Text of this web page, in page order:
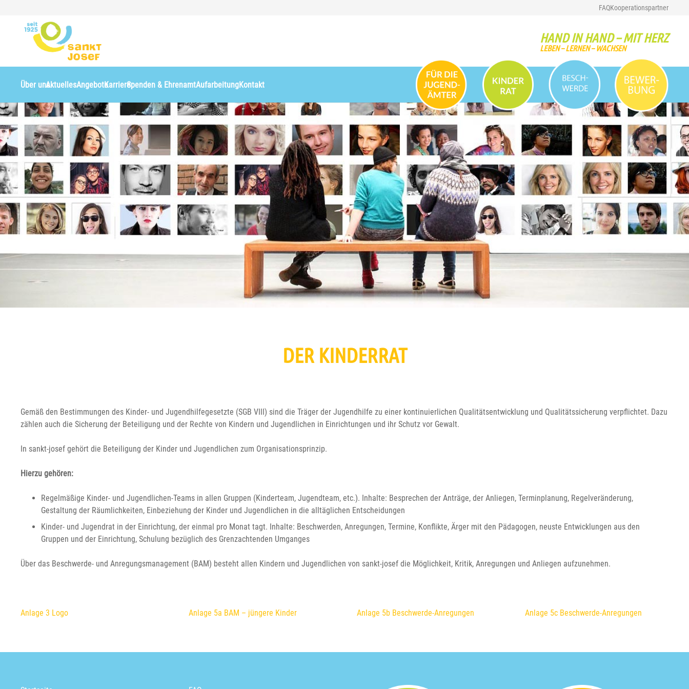
FAQKooperationspartner
HAND IN HAND – MIT HERZ
LEBEN – LERNEN – WACHSEN
Über unsAktuellesAngeboteKarriereSpenden & EhrenamtAufarbeitungKontakt
DER KINDERRAT
Gemäß den Bestimmungen des Kinder- und Jugendhilfegesetzte (SGB VIII) sind die Träger der Jugendhilfe zu einer kontinuierlichen Qualitätsentwicklung und Qualitätssicherung verpflichtet. Dazu
zählen auch die Sicherung der Beteiligung und der Rechte von Kindern und Jugendlichen in Einrichtungen und ihr Schutz vor Gewalt.
In sankt-josef gehört die Beteiligung der Kinder und Jugendlichen zum Organisationsprinzip.
Hierzu gehören:
Regelmäßige Kinder- und Jugendlichen-Teams in allen Gruppen (Kinderteam, Jugendteam, etc.). Inhalte: Besprechen der Anträge, der Anliegen, Terminplanung, Regelveränderung,
Gestaltung der Räumlichkeiten, Einbeziehung der Kinder und Jugendlichen in die alltäglichen Entscheidungen
Kinder- und Jugendrat in der Einrichtung, der einmal pro Monat tagt. Inhalte: Beschwerden, Anregungen, Termine, Konflikte, Ärger mit den Pädagogen, neuste Entwicklungen aus den
Gruppen und der Einrichtung, Schulung bezüglich des Grenzachtenden Umganges
Über das Beschwerde- und Anregungsmanagement (BAM) besteht allen Kindern und Jugendlichen von sankt-josef die Möglichkeit, Kritik, Anregungen und Anliegen aufzunehmen.
Anlage 3 Logo Anlage 5a BAM – jüngere Kinder Anlage 5b Beschwerde-Anregungen Anlage 5c Beschwerde-Anregungen